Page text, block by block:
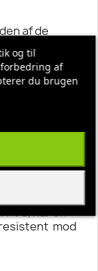
af de
og støt.
når du
og let
er
trin og op.
skal låses
kan
har en
mod
og til
af
du brugen